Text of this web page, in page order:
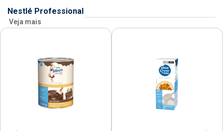
Nestlé Professional
Veja mais